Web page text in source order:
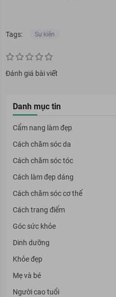
Tags: Sự kiện
Đánh giá bài viết
Danh mục tin
Cẩm nang làm đẹp
Cách chăm sóc da
Cách chăm sóc tóc
Cách làm đẹp dáng
Cách chăm sóc cơ thể
Cách trang điểm
Góc sức khỏe
Dinh dưỡng
Khỏe đẹp
Mẹ và bé
Người cao tuổi